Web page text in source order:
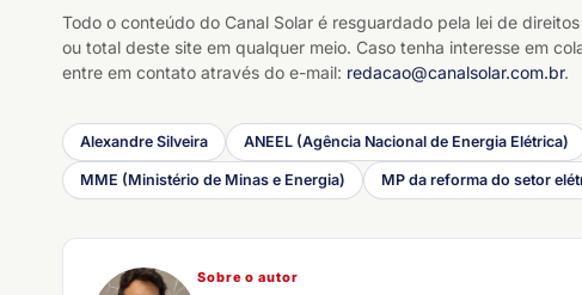
Todo o conteúdo do Canal Solar é resguardado pela lei de
ou total deste site em qualquer meio. Caso tenha interesse em
entre em contato através do e-mail: redacao@canalsolar.com.br.
Alexandre Silveira ANEEL (Agência Nacional de Energia Elétrica)
MME (Ministério de Minas e Energia) MP da reforma do setor
Sobre o autor